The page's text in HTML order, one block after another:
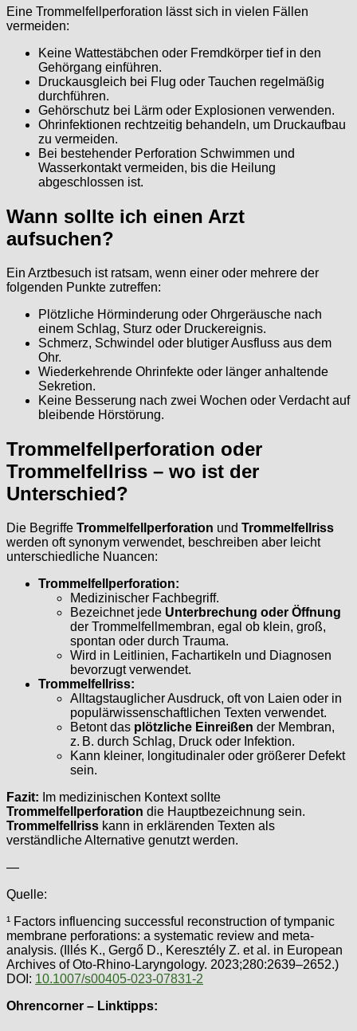
Eine Trommelfellperforation lässt sich in vielen Fällen
vermeiden:
Keine Wattestäbchen oder Fremdkörper tief in den
Gehörgang einführen.
Druckausgleich bei Flug oder Tauchen regelmäßig
durchführen.
Gehörschutz bei Lärm oder Explosionen verwenden.
Ohrinfektionen rechtzeitig behandeln, um Druckaufbau
zu vermeiden.
Bei bestehender Perforation Schwimmen und
Wasserkontakt vermeiden, bis die Heilung
abgeschlossen ist.
Wann sollte ich einen Arzt
aufsuchen?
Ein Arztbesuch ist ratsam, wenn einer oder mehrere der
folgenden Punkte zutreffen:
Plötzliche Hörminderung oder Ohrgeräusche nach
einem Schlag, Sturz oder Druckereignis.
Schmerz, Schwindel oder blutiger Ausfluss aus dem
Ohr.
Wiederkehrende Ohrinfekte oder länger anhaltende
Sekretion.
Keine Besserung nach zwei Wochen oder Verdacht auf
bleibende Hörstörung.
Trommelfellperforation oder
Trommelfellriss – wo ist der
Unterschied?
Die Begriffe Trommelfellperforation und Trommelfellriss
werden oft synonym verwendet, beschreiben aber leicht
unterschiedliche Nuancen:
Trommelfellperforation:
Medizinischer Fachbegriff.
Bezeichnet jede Unterbrechung oder Öffnung
der Trommelfellmembran, egal ob klein, groß,
spontan oder durch Trauma.
Wird in Leitlinien, Fachartikeln und Diagnosen
bevorzugt verwendet.
Trommelfellriss:
Alltagstauglicher Ausdruck, oft von Laien oder in
populärwissenschaftlichen Texten verwendet.
Betont das plötzliche Einreißen der Membran,
z. B. durch Schlag, Druck oder Infektion.
Kann kleiner, longitudinaler oder größerer Defekt
sein.
Fazit: Im medizinischen Kontext sollte
Trommelfellperforation die Hauptbezeichnung sein.
Trommelfellriss kann in erklärenden Texten als
verständliche Alternative genutzt werden.
—
Quelle:
¹ Factors influencing successful reconstruction of tympanic
membrane perforations: a systematic review and meta-
analysis. (Illés K., Gergő D., Keresztély Z. et al. in European
Archives of Oto-Rhino-Laryngology. 2023;280:2639–2652.)
DOI: 10.1007/s00405-023-07831-2
Ohrencorner – Linktipps: